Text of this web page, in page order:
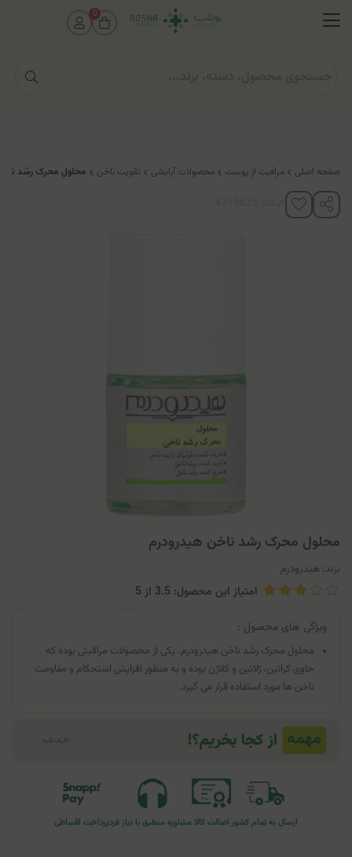
صفحه اصلی مراقبت از پوست محصولات آرایشی تقویت ناخن محلول محرک رشد
محلول محرک رشد ناخن هیدرودرم
برند: هیدرودرم
امتیاز این محصول: 3.5 از 5
ویژگی های محصول :
محلول محرک رشد ناخن هیدرودرم، یکی از محصولات مراقبتی بوده که
حاوی کراتین، ژلاتین و کلاژن بوده و به منظور افزایش استحکام و مقاومت
ناخن ها مورد استفاده قرار می گیرد.
ارسال به تمام کشوراصالت کالا مشاوره منطبق با نیاز فردپرداخت اقساطی
0